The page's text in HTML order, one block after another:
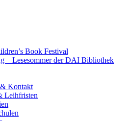
Book Festival
– Lesesommer der DAI Bibliothek
Kontakt
Leihfristen